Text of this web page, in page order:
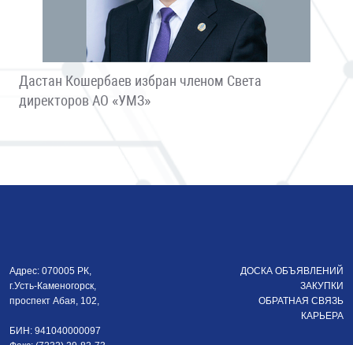
Дастан Кошербаев избран членом Света
директоров АО «УМЗ»
Адрес: 070005 РК,
г.Усть-Каменогорск,
проспект Абая, 102,
БИН: 941040000097
ДОСКА ОБЪЯВЛЕНИЙ
ЗАКУПКИ
ОБРАТНАЯ СВЯЗЬ
КАРЬЕРА